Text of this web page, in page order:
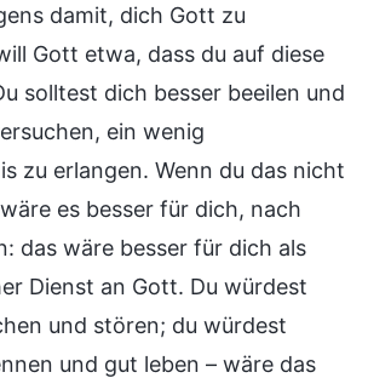
damit, dich Gott zu
Gott etwa, dass du auf diese
solltest dich besser beeilen und
ein wenig
zu erlangen. Wenn du das nicht
es besser für dich, nach
das wäre besser für dich als
Dienst an Gott. Du würdest
und stören; du würdest
und gut leben – wäre das